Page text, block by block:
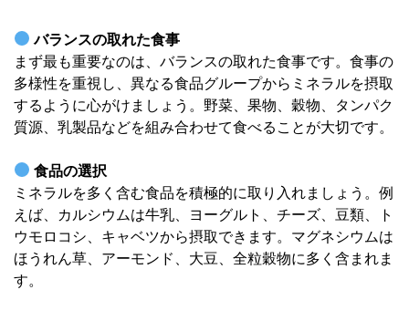
バランスの取れた食事
まず最も重要なのは、バランスの取れた食事です。食事の
多様性を重視し、異なる食品グループからミネラルを摂取
するように心がけましょう。野菜、果物、穀物、タンパク
質源、乳製品などを組み合わせて食べることが大切です。
食品の選択
ミネラルを多く含む食品を積極的に取り入れましょう。例
えば、カルシウムは牛乳、ヨーグルト、チーズ、豆類、ト
ウモロコシ、キャベツから摂取できます。マグネシウムは
ほうれん草、アーモンド、大豆、全粒穀物に多く含まれま
す。